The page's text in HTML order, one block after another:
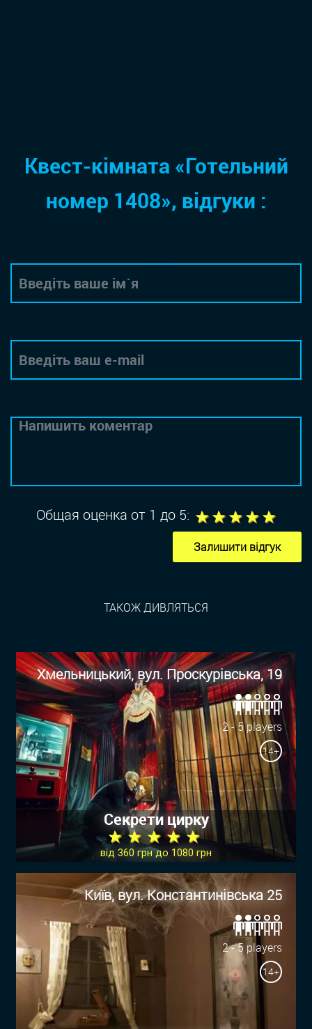
Квест-кімната «Готельний
номер 1408», відгуки :
Общая оценка от 1 до 5: 4
3
2
1
Залишити відгук
ТАКОЖ ДИВЛЯТЬСЯ
Хмельницький, вул. Проскурівська, 19
2 - 5 players
14+
Секрети цирку
★ ★ ★ ★ ★
від 360 грн до 1080 грн
Київ, вул. Константинівська 25
2 - 5 players
14+